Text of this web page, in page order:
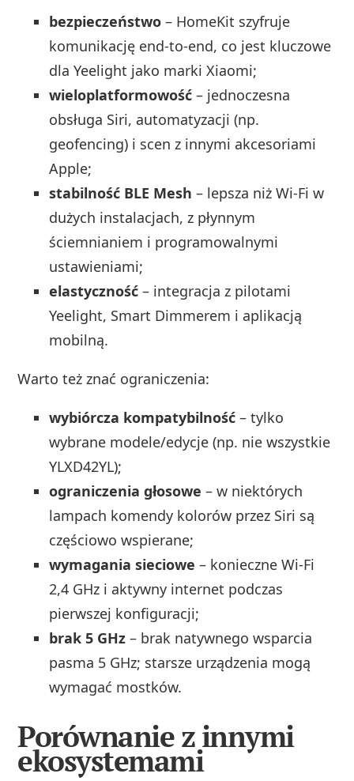
bezpieczeństwo – HomeKit szyfruje
komunikację end‑to‑end, co jest kluczowe
dla Yeelight jako marki Xiaomi;
wieloplatformowość – jednoczesna
obsługa Siri, automatyzacji (np.
geofencing) i scen z innymi akcesoriami
Apple;
stabilność BLE Mesh – lepsza niż Wi‑Fi w
dużych instalacjach, z płynnym
ściemnianiem i programowalnymi
ustawieniami;
elastyczność – integracja z pilotami
Yeelight, Smart Dimmerem i aplikacją
mobilną.
Warto też znać ograniczenia:
wybiórcza kompatybilność – tylko
wybrane modele/edycje (np. nie wszystkie
YLXD42YL);
ograniczenia głosowe – w niektórych
lampach komendy kolorów przez Siri są
częściowo wspierane;
wymagania sieciowe – konieczne Wi‑Fi
2,4 GHz i aktywny internet podczas
pierwszej konfiguracji;
brak 5 GHz – brak natywnego wsparcia
pasma 5 GHz; starsze urządzenia mogą
wymagać mostków.
Porównanie z innymi
ekosystemami